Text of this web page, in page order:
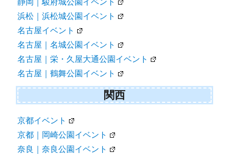
静岡｜駿府城公園イベント
浜松｜浜松城公園イベント
名古屋イベント
名古屋｜名城公園イベント
名古屋｜栄・久屋大通公園イベント
名古屋｜鶴舞公園イベント
関西
京都イベント
京都｜岡崎公園イベント
奈良｜奈良公園イベント